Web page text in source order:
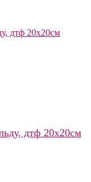
дтф 20х20см